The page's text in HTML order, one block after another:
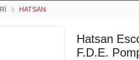
HATSAN
Hatsan
F.D.E.